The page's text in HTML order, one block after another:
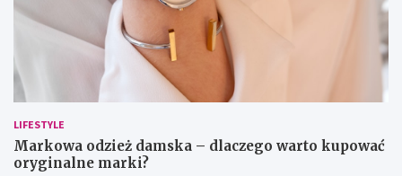
LIFESTYLE
Markowa odzież damska – dlaczego warto kupować
oryginalne marki?